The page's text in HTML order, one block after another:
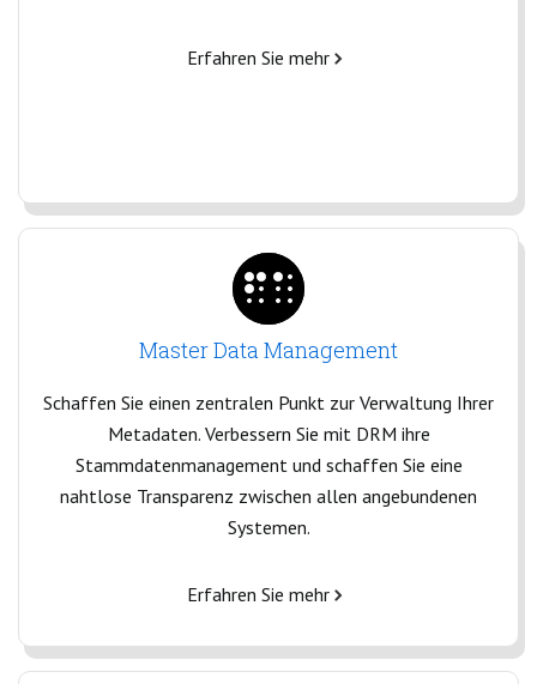
Erfahren Sie mehr
Master Data Management
Schaffen Sie einen zentralen Punkt zur Verwaltung Ihrer
Metadaten. Verbessern Sie mit DRM ihre
Stammdatenmanagement und schaffen Sie eine
nahtlose Transparenz zwischen allen angebundenen
Systemen.
Erfahren Sie mehr